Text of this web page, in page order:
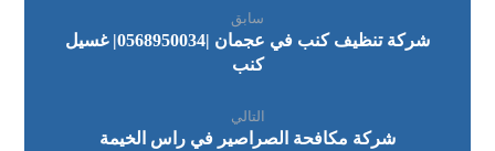
سابق
شركة تنظيف كنب في عجمان |0568950034| غسيل
كنب
التالي
شركة مكافحة الصراصير في راس الخيمة